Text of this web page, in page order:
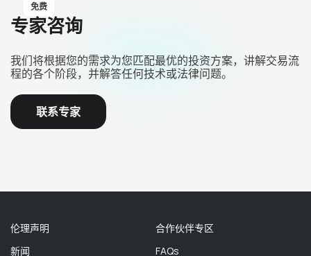
免费
专家咨询
我们将根据您的需求为您匹配最优的投资方案，讲解交易流
程的各个阶段，并解答任何技术或法律问题。
联系专家
伦理声明
新闻
合作伙伴专区
FAQs